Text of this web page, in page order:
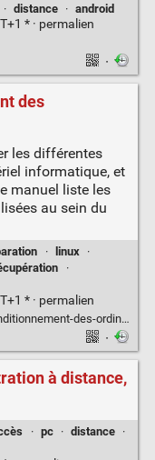
· distance · android
* · permalien
·
des
les différentes
informatique, et
manuel liste les
au sein du
· linux
·
·
* · permalien
des-ordinateurs/
·
à distance,
· pc · distance
·